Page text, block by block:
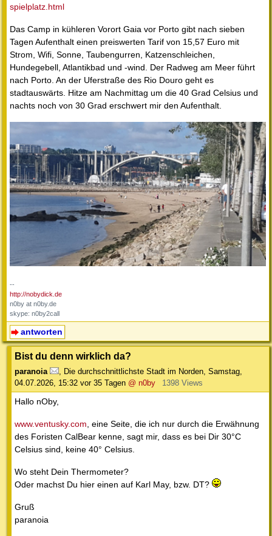
spielplatz.html
Das Camp in kühleren Vorort Gaia vor Porto gibt nach sieben
Tagen Aufenthalt einen preiswerten Tarif von 15,57 Euro mit
Strom, Wifi, Sonne, Taubengurren, Katzenschleichen,
Hundegebell, Atlantikbad und -wind. Der Radweg am Meer führt
nach Porto. An der Uferstraße des Rio Douro geht es
stadtauswärts. Hitze am Nachmittag um die 40 Grad Celsius und
nachts noch von 30 Grad erschwert mir den Aufenthalt.
--
http://nobydick.de
n0by at n0by.de
skype: n0by2call
antworten
Bist du denn wirklich da?
paranoia Die durchschnittlichste Stadt im Norden Samstag,
04.07.2026, 15:32 vor 35 Tagen @ n0by 1398 Views
Hallo nOby,
www.ventusky.com , eine Seite, die ich nur durch die Erwähnung
des Foristen CalBear kenne, sagt mir, dass es bei Dir 30°C
Celsius sind, keine 40° Celsius.
Wo steht Dein Thermometer?
Oder machst Du hier einen auf Karl May, bzw. DT?
Gruß
paranoia